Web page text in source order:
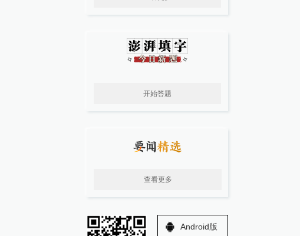
开始答题
查看更多
Android版